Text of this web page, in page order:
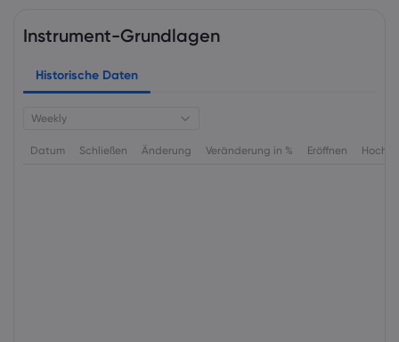
Instrument-Grundlagen
Historische Daten
Weekly
Datum Schließen Änderung Veränderung in % Eröffnen Hoch